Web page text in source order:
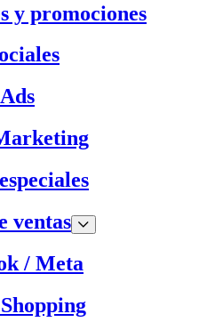
y promociones
ventas
/ Meta